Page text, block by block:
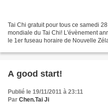
Tai Chi gratuit pour tous ce samedi
mondiale du Tai Chi! L'évènement
le 1er fuseau horaire de Nouvelle
A good start!
Publié le 19/11/2011 à 23:11
Par Chen.Tai Ji